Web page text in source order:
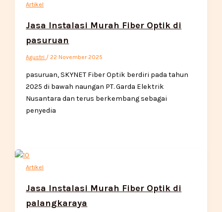
Artikel
Jasa Instalasi Murah Fiber Optik di
pasuruan
Agustri / 22 November 2025
pasuruan, SKYNET Fiber Optik berdiri pada tahun
2025 di bawah naungan PT. Garda Elektrik
Nusantara dan terus berkembang sebagai
penyedia
Artikel
Jasa Instalasi Murah Fiber Optik di
palangkaraya